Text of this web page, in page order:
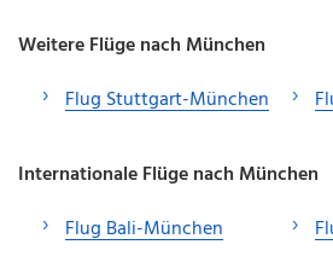
Weitere Flüge nach München
Flug Stuttgart-München
Internationale Flüge nach München
Flug Bali-München